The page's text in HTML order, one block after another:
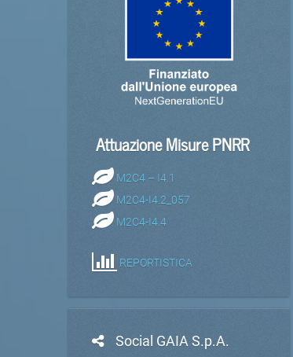
Attuazione Misure PNRR
M2C4 – I4.1
M2C4-I4.2_057
M2C4-I4.4
REPORTISTICA
Social GAIA S.p.A.